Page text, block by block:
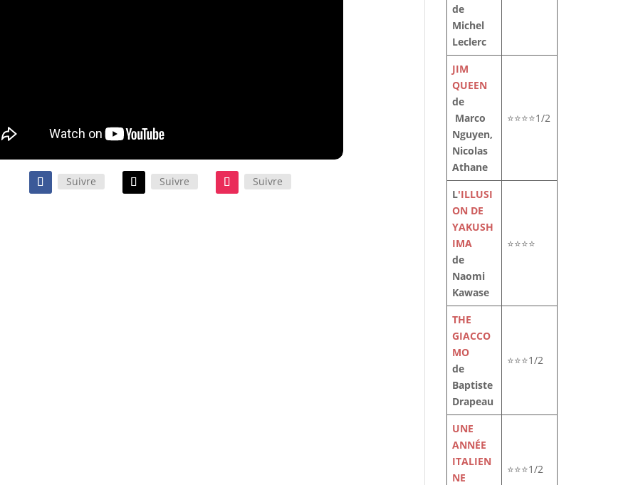
Suivre Suivre Suivre
de
Michel
Leclerc
JIM
QUEEN
de
Marco
Nguyen,
Nicolas
Athane
⭐⭐⭐⭐1/2
L'ILLUSI
ON DE
YAKUSH
IMA
de
Naomi
Kawase
⭐⭐⭐⭐
THE
GIACCO
MO
de
Baptiste
Drapeau
⭐⭐⭐1/2
UNE
ANNÉE
ITALIEN
NE
⭐⭐⭐1/2